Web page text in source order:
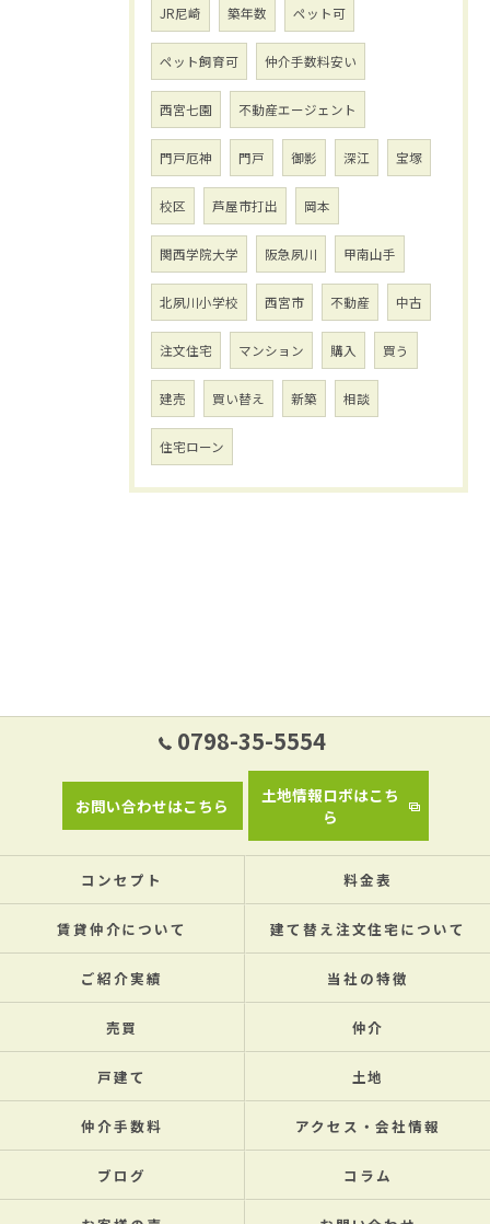
JR尼崎 築年数 ペット可
ペット飼育可 仲介手数料安い
西宮七園 不動産エージェント
門戸厄神 門戸 御影 深江 宝塚
校区 芦屋市打出 岡本
関西学院大学 阪急夙川 甲南山手
北夙川小学校 西宮市 不動産 中古
注文住宅 マンション 購入 買う
建売 買い替え 新築 相談
住宅ローン
0798-35-5554
お問い合わせはこちら
土地情報ロボはこち
ら
コンセプト 料金表
賃貸仲介について 建て替え注文住宅について
ご紹介実績 当社の特徴
売買 仲介
戸建て 土地
仲介手数料 アクセス・会社情報
ブログ コラム